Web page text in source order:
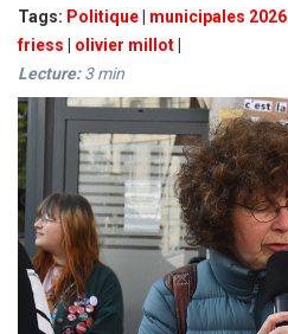
Tags: Politique municipales 2026
friess
olivier millot
Lecture: 3min